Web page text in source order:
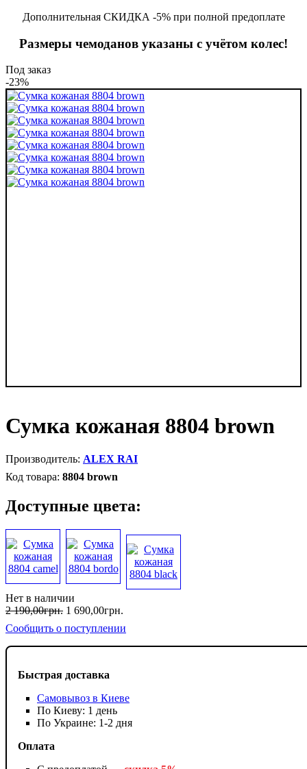
Дополнительная СКИДКА -5% при полной предоплате
Размеры чемоданов указаны с учётом колес!
Под заказ
-23%
Сумка кожаная 8804 brown
Быстрая доставка
Самовывоз в Киеве
По Киеву: 1 день
По Украине: 1-2 дня
Оплата
ALEX RAI
8804 brown
Доступные цвета:
Нет в наличии
2 190,00грн. 1 690,00грн.
Сообщить о поступлении